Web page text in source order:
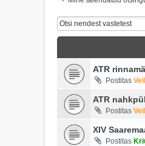
ATR
Postitas
ATR
Postitas
XIV
Postitas